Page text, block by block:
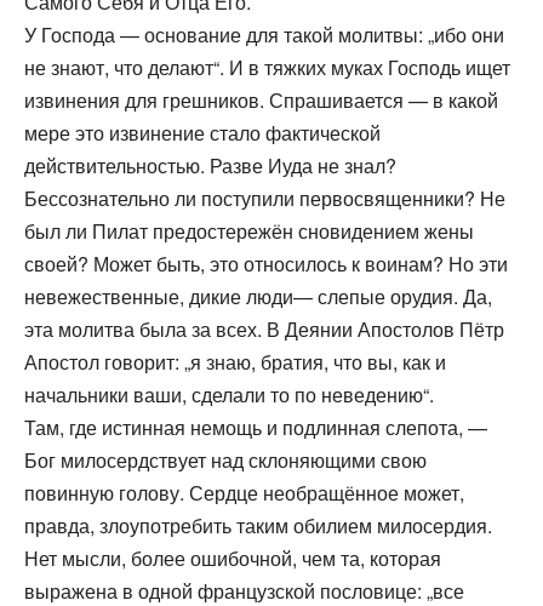
У Господа — основание для такой молитвы: „ибо они
не знают, что делают“. И в тяжких муках Господь ищет
извинения для грешников. Спрашивается — в какой
мере это извинение стало фактической
действительностью. Разве Иуда не знал?
Бессознательно ли поступили первосвященники? Не
был ли Пилат предостережён сновидением жены
своей? Может быть, это относилось к воинам? Но эти
невежественные, дикие люди— слепые орудия. Да,
эта молитва была за всех. В Деянии Апостолов Пётр
Апостол говорит: „я знаю, братия, что вы, как и
начальники ваши, сделали то по неведению“.
Там, где истинная немощь и подлинная слепота, —
Бог милосердствует над склоняющими свою
повинную голову. Сердце необращённое может,
правда, злоупотребить таким обилием милосердия.
Нет мысли, более ошибочной, чем та, которая
выражена в одной французской пословице: „все